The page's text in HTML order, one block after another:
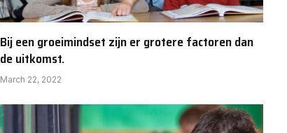
Bij een groeimindset zijn er grotere factoren dan
de uitkomst.
March 22, 2022